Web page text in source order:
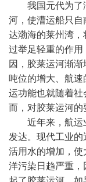
我国元代为了
河，使漕运船只
达渤海的莱州湾
过举足轻重的作
因，胶莱运河渐
吨位的增大、航
运功能也就随着社
而，对胶莱运河的
近年来，航运
发达。现代工业
活用水的增加，
洋污染日趋严重